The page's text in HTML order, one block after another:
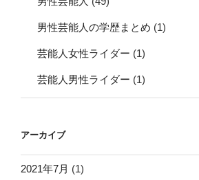
男性芸能人の学歴まとめ (1)
芸能人女性ライダー (1)
芸能人男性ライダー (1)
アーカイブ
2021年7月 (1)